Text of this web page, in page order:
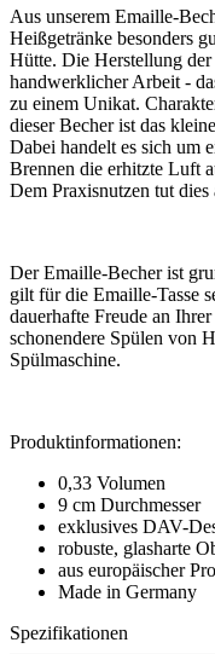
Aus unserem Emaille-
Heißgetränke besonders
Hütte. Die Herstellung
handwerklicher Arbeit -
zu einem Unikat.
dieser Becher ist das
Dabei handelt es sich um
Brennen die erhitzte Luft
Dem Praxisnutzen tut
Der Emaille-Becher ist
gilt für die Emaille-Tasse
dauerhafte Freude an
schonendere Spülen von
Spülmaschine.
Produktinformationen:
0,33 Volumen
9 cm Durchmesser
exklusives DAV-
robuste, glasharte
aus europäischer
Made in Germany
Spezifikationen